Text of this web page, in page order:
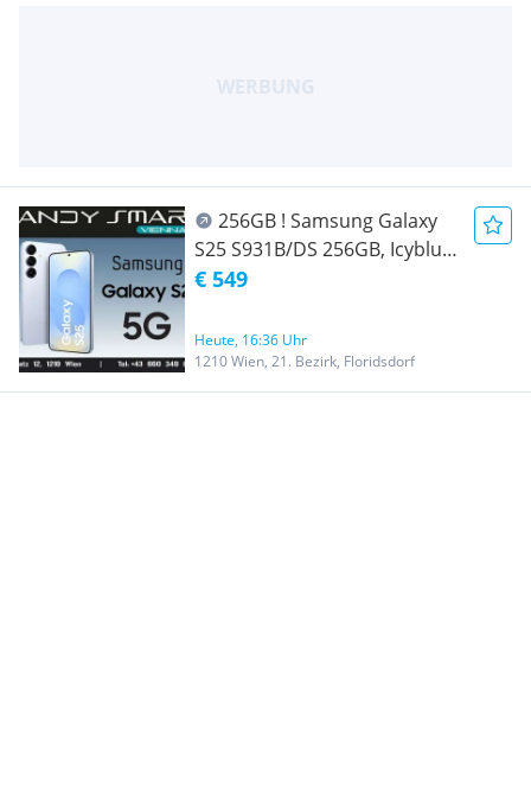
256GB ! Samsung Galaxy
S25 S931B/DS 256GB, Icyblue
( Hellblau )/ Nagelneu, Org.
Für Alle Simkarten/ Mit 24
Monate Hersteller Garantie/
Nur bei Handy Smart Vienna
€ 549
Heute, 16:36 Uhr
1210 Wien, 21. Bezirk, Floridsdorf